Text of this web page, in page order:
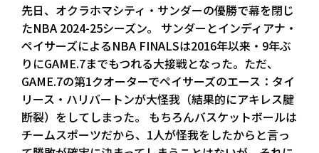
先日、オクラホマシティ・サンダーの優勝で幕を閉じ
たNBA 2024-25シーズン。 サンダーとインディアナ・
ペイサーズによるNBA FINALSは2016年以来・9年ぶ
りにGAME.7までもつれる大接戦となった。ただ、
GAME.7の第1クオーターでペイサーズのエース：タイ
リース・ハリバートンが大怪我（結果的にアキレス腱
断裂）をしてしまった。 もちろんバスケットボールは
チームスポーツだから、1人が怪我をしたからと言っ